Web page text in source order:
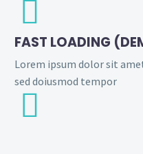


FAST LOADING
Lorem ipsum dolor sit
sed doiusmod tempor

